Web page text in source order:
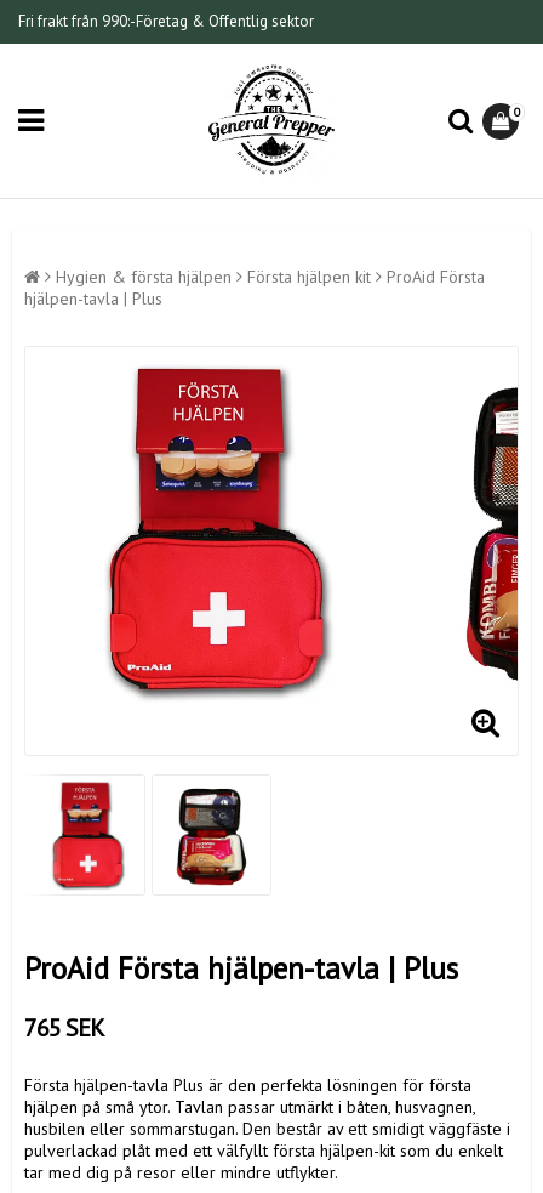
Fri frakt från 990:-Företag & Offentlig sektor
0
Hygien & första hjälpen Första hjälpen kit
ProAid Första
hjälpen-tavla | Plus
ProAid Första hjälpen-tavla | Plus
765 SEK
Första hjälpen-tavla Plus är den perfekta lösningen för första
hjälpen på små ytor. Tavlan passar utmärkt i båten, husvagnen,
husbilen eller sommarstugan. Den består av ett smidigt väggfäste i
pulverlackad plåt med ett välfyllt första hjälpen-kit som du enkelt
tar med dig på resor eller mindre utflykter.